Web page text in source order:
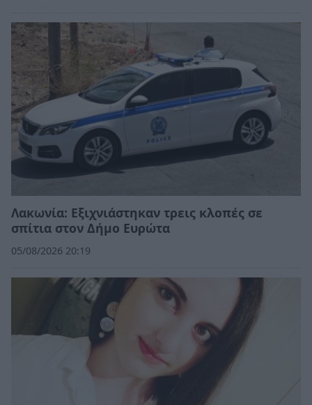
Λακωνία: Εξιχνιάστηκαν τρεις κλοπές σε
σπίτια στον Δήμο Ευρώτα
05/08/2026 20:19